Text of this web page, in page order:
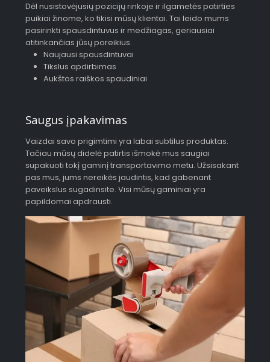
Dėl nusistovėjusių pozicijų rinkoje ir ilgametės patirties
puikiai žinome, ko tikisi mūsų klientai. Tai leido mums
pasirinkti spausdintuvus ir medžiagas, geriausiai
atitinkančias jūsų poreikius.
Naujausi spausdintuvai
Tikslus apdirbimas
Aukštos raiškos spaudiniai
Saugus įpakavimas
Vaizdai savo prigimtimi yra labai subtilus produktas.
Tačiau mūsų didelė patirtis išmokė mus saugiai
supakuoti tokį gaminį transportavimo metu. Užsisakant
pas mus, jums nereikės jaudintis, kad gabenant
paveikslus sugadinsite. Visi mūsų gaminiai yra
papildomai apdrausti.